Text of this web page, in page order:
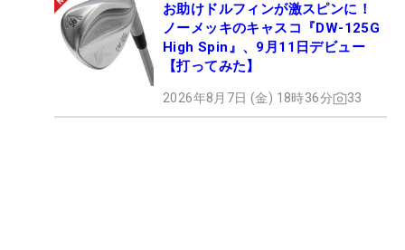
お助けドルフィンが激スピンに！
ノーメッキのキャスコ『DW-125G
High Spin』、9月11日デビュー
【打ってみた】
2026年8月7日 (金) 18時36分 33